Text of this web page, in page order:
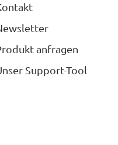
anfragen
Support-Tool